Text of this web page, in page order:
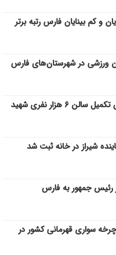
و کم بینایان فارس رتبه برتر
تخصیص بودجه برای تکمیل سالن ۶ هزار نفری شهید
شیراز در خانه ثبت شد
رئیس جمهور به فارس
سواری قهرمانی کشور در